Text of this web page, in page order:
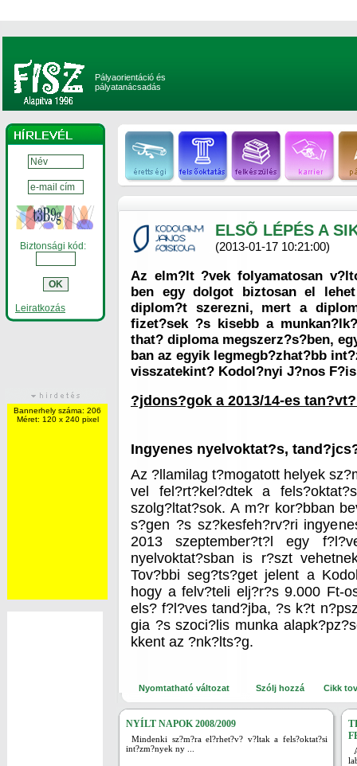
Pályaorientáció és
pályatanácsadás
Biztonsági kód:
Leiratkozás
Bannerhely száma: 206
Méret: 120 x 240 pixel
ELSÕ LÉPÉS A
(2013-01-17 10:21:00)
Az elm?lt ?vek folyamatosan
ben egy dolgot biztosan el
diplom?t szerezni, mert a
fizet?sek ?s kisebb a
that? diploma megszerz?s?ben,
ban az egyik legmegb?zhat?bb
visszatekint? Kodol?nyi J?nos
?jdons?gok a 2013/14-es
Ingyenes nyelvoktat?s,
Az ?llamilag t?mogatott helyek
vel fel?rt?kel?dtek a
szolg?ltat?sok. A m?r kor?bban
s?gen ?s sz?kesfeh?rv?ri
2013 szeptember?t?l egy
nyelvoktat?sban is r?szt
Tov?bbi seg?ts?get jelent a
hogy a felv?teli elj?r?s 9.000 Ft-
els? f?l?ves tand?jba, ?s k?t
gia ?s szoci?lis munka
kkent az ?nk?lts?g.
Nyomtatható változat Szólj hozzá Cikk
NYÍLT NAPOK 2008/2009
Mindenki sz?m?ra el?rhet?v? v?ltak a fels?oktat?si
int?zm?nyek ny ...